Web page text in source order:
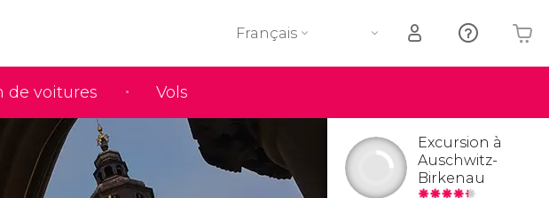
de voitures Vols
Français
Excursion à
Auschwitz-
Birkenau